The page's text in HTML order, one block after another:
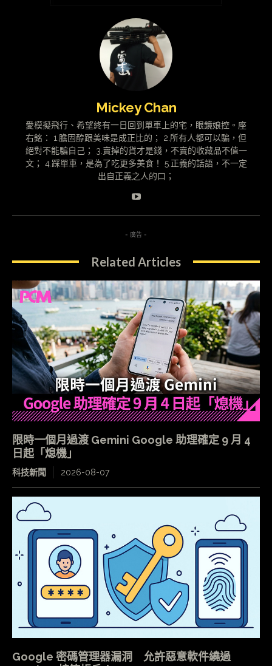
Mickey Chan
愛模擬飛行、希望終有一日回到單車上的宅，眼鏡娘控。座
右銘： 1.膽固醇跟美味是成正比的； 2.所有人都可以騙，但
絕對不能騙自己； 3.賣掉的貨才是錢，不賣的收藏品不值一
文； 4.踩單車，是為了吃更多美食！ 5.正義的話語，不一定
出自正義之人的口；
- 廣告 -
Related Articles
限時一個月過渡 Gemini Google 助理確定 9 月 4
日起「熄機」
科技新聞 2026-08-07
Google 密碼管理器漏洞 允許惡意軟件繞過